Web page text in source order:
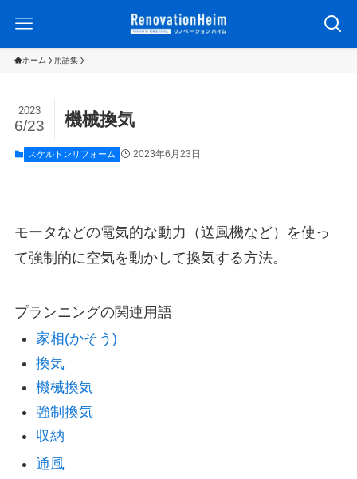
ホーム 用語集
機械換気
2023
6/23
スケルトンリフォーム 2023年6月23日
モータなどの電気的な動力（送風機など）を使っ
て強制的に空気を動かして換気する方法。
プランニングの関連用語
家相(かそう)
換気
機械換気
強制換気
収納
通風